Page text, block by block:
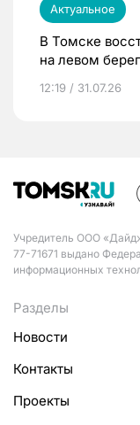
Актуальное
В Томске
на левом
12:19 / 31.07.26
Учредитель ООО
77-71671 выдано
информационных
Разделы
Новости
Контакты
Проекты